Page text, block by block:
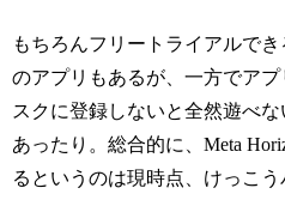
もちろんフリートライアルで
のアプリもあるが、一方でア
スクに登録しないと全然遊べな
あったり。総合的に、Meta
るというのは現時点、けっこう